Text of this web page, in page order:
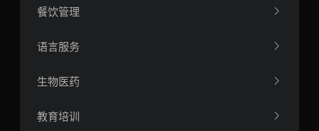
餐饮管理
语言服务
生物医药
教育培训